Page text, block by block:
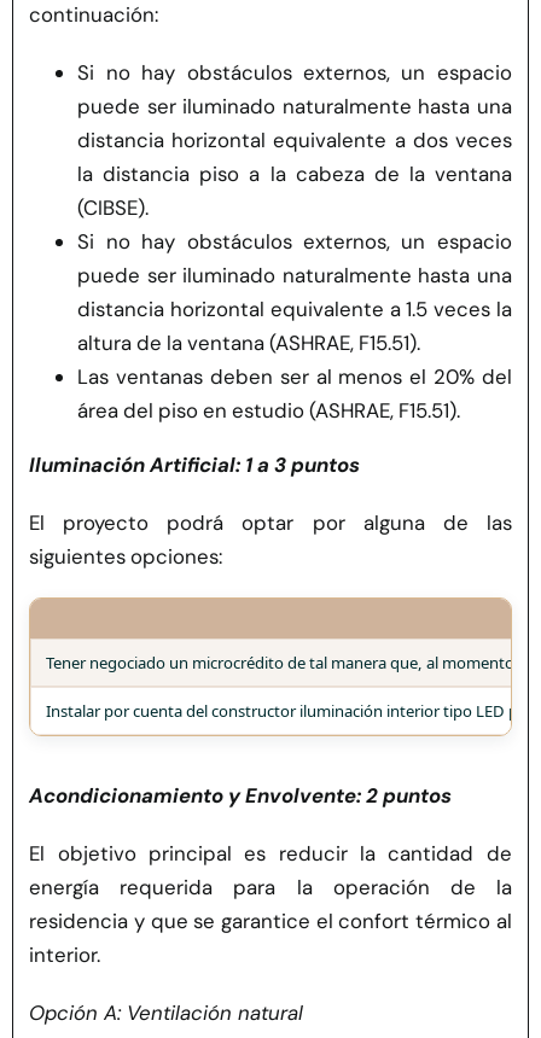
continuación:
Si no hay obstáculos externos, un espacio
puede ser iluminado naturalmente hasta una
distancia horizontal equivalente a dos veces
la distancia piso a la cabeza de la ventana
(CIBSE).
Si no hay obstáculos externos, un espacio
puede ser iluminado naturalmente hasta una
distancia horizontal equivalente a 1.5 veces la
altura de la ventana (ASHRAE, F15.51).
Las ventanas deben ser al menos el 20% del
área del piso en estudio (ASHRAE, F15.51).
Iluminación Artificial: 1 a 3 puntos
El proyecto podrá optar por alguna de las
siguientes opciones:
Tener negociado un microcrédito de tal manera que, al momento
Instalar por cuenta del constructor iluminación interior tipo LED
Acondicionamiento y Envolvente: 2 puntos
El objetivo principal es reducir la cantidad de
energía requerida para la operación de la
residencia y que se garantice el confort térmico al
interior.
Opción A: Ventilación natural